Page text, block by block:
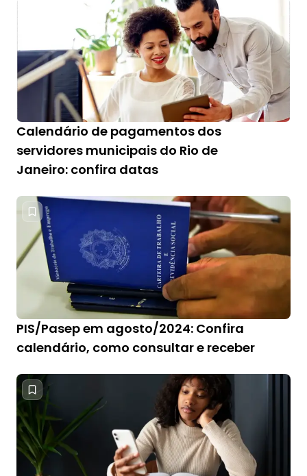
Calendário de pagamentos dos
servidores municipais do Rio de
Janeiro: confira datas
PIS/Pasep em agosto/2024: Confira
calendário, como consultar e receber